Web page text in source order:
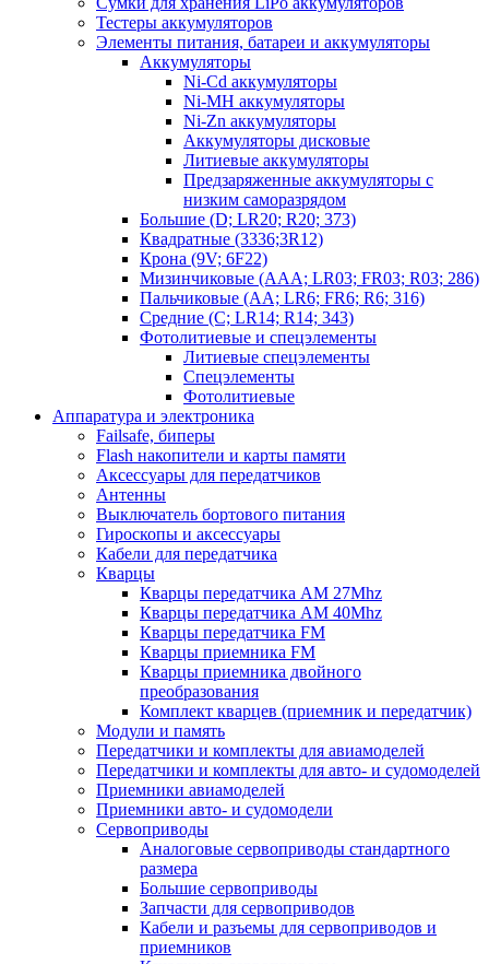
Тестеры аккумуляторов
Элементы питания, батареи и аккумуляторы
Аккумуляторы
Ni-Cd аккумуляторы
Ni-MH аккумуляторы
Ni-Zn аккумуляторы
Аккумуляторы дисковые
Литиевые аккумуляторы
Предзаряженные аккумуляторы с
низким саморазрядом
Большие (D; LR20; R20; 373)
Квадратные (3336;3R12)
Крона (9V; 6F22)
Мизинчиковые (AAA; LR03; FR03; R03; 286)
Пальчиковые (AA; LR6; FR6; R6; 316)
Средние (C; LR14; R14; 343)
Фотолитиевые и спецэлементы
Литиевые спецэлементы
Спецэлементы
Фотолитиевые
Аппаратура и электроника
Failsafe, биперы
Flash накопители и карты памяти
Аксессуары для передатчиков
Антенны
Выключатель бортового питания
Гироскопы и аксессуары
Кабели для передатчика
Кварцы
Кварцы передатчика AM 27Mhz
Кварцы передатчика AM 40Mhz
Кварцы передатчика FM
Кварцы приемника FM
Кварцы приемника двойного
преобразования
Комплект кварцев (приемник и передатчик)
Модули и память
Передатчики и комплекты для авиамоделей
Передатчики и комплекты для авто- и судомоделей
Приемники авиамоделей
Приемники авто- и судомодели
Сервоприводы
Аналоговые сервоприводы стандартного
размера
Большие сервоприводы
Запчасти для сервоприводов
Кабели и разъемы для сервоприводов и
приемников